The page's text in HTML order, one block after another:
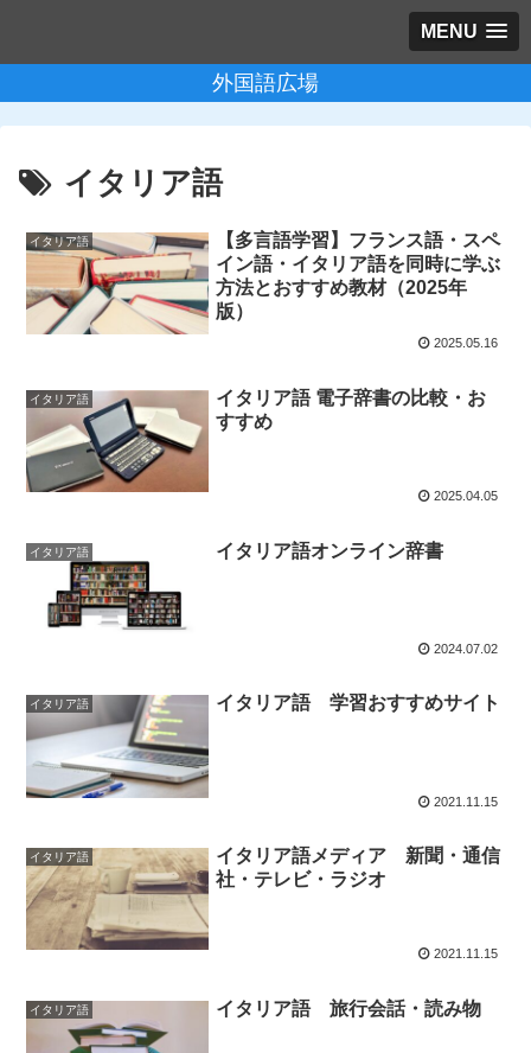
MENU
外国語広場
イタリア語
イタリア語
【多言語学習】フランス語・スペ
イン語・イタリア語を同時に学ぶ
方法とおすすめ教材（2025年
版）
2025.05.16
イタリア語
イタリア語 電子辞書の比較・お
すすめ
2025.04.05
イタリア語 イタリア語オンライン辞書
2024.07.02
イタリア語 イタリア語 学習おすすめサイト
2021.11.15
イタリア語
イタリア語メディア 新聞・通信
社・テレビ・ラジオ
2021.11.15
イタリア語 イタリア語 旅行会話・読み物